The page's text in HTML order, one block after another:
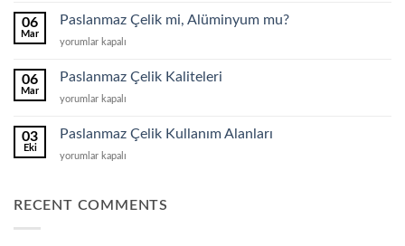
Profil
06
Mar
Paslanmaz Çelik mi, Alüminyum mu?
Paslanmaz
mi,
mu?
yorumlar kapalı
06
Mar
Paslanmaz Çelik Kaliteleri
Paslanmaz
Kaliteleri
yorumlar kapalı
03
Eki
Paslanmaz Çelik Kullanım Alanları
Paslanmaz
Alanları
yorumlar kapalı
RECENT COMMENTS